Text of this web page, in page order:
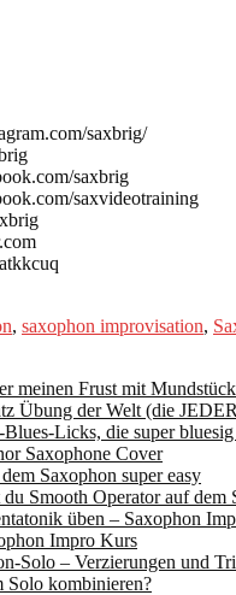
saxbrig/
saxbrig
saxvideotraining
, saxophon improvisation,
meinen Frust mit
Übung der Welt (die
Licks, die super
Saxophone Cover
Saxophon super easy
Smooth Operator auf dem
üben – Saxophon
Impro Kurs
Solo – Verzierungen und
Solo kombinieren?